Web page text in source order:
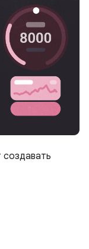
создавать